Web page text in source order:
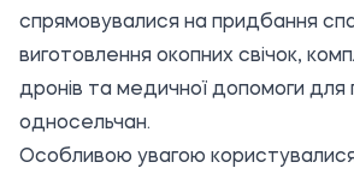
спрямовувалися на придбання
виготовлення окопних свічок,
дронів та медичної допомоги для
односельчан.
Особливою увагою користувалися